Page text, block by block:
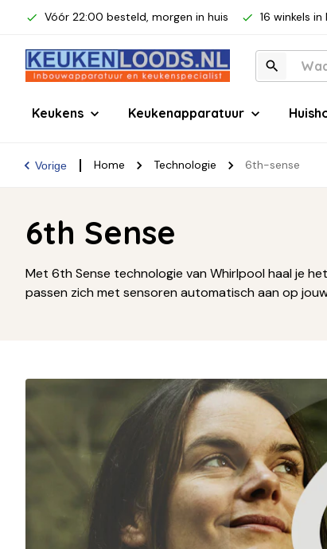
Vóór 22:00 besteld, morgen in huis 16 winkels
Keukens Keukenapparatuur
Vorige Home Technologie 6th-sense
6th Sense
Met 6th Sense technologie van Whirlpool haal je
passen zich met sensoren automatisch aan op